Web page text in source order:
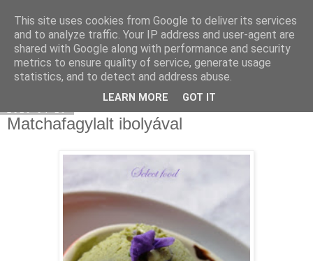
Select food
Matchafagylalt ibolyával
This site uses cookies from Google to deliver its services
and to analyze traffic. Your IP address and user-agent are
shared with Google along with performance and security
metrics to ensure quality of service, generate usage
statistics, and to detect and address abuse.
LEARN MORE GOT IT